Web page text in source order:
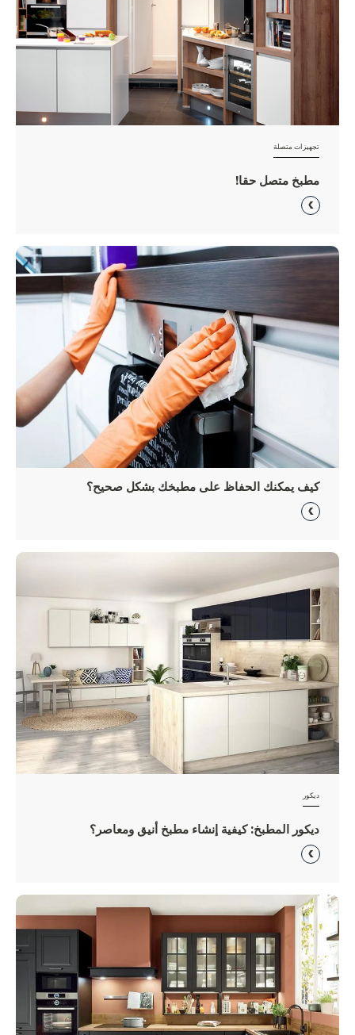
تجهيزات متصلة
مطبخ متصل حقا!
كيف يمكنك الحفاظ على مطبخك بشكل صحيح؟
ديكور
ديكور المطبخ: كيفية إنشاء مطبخ أنيق ومعاصر؟